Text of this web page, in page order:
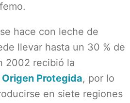
hace con leche de
llevar hasta un 30 % de
2002 recibió la
Protegida, por lo
en siete regiones